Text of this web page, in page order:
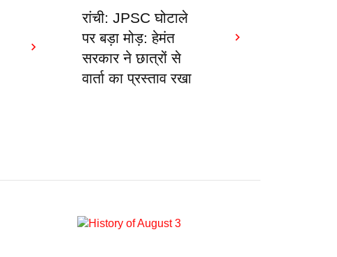
रांची: JPSC घोटाले
पर बड़ा मोड़: हेमंत
सरकार ने छात्रों से
वार्ता का प्रस्ताव रखा